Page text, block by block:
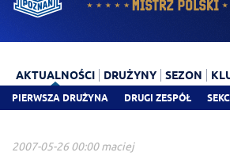
AKTUALNOŚCI
PIERWSZA DRUŻYNA DRUGI ZESPÓŁ
DRUŻYNY SEZON
2007-05-26 00:00 maciej